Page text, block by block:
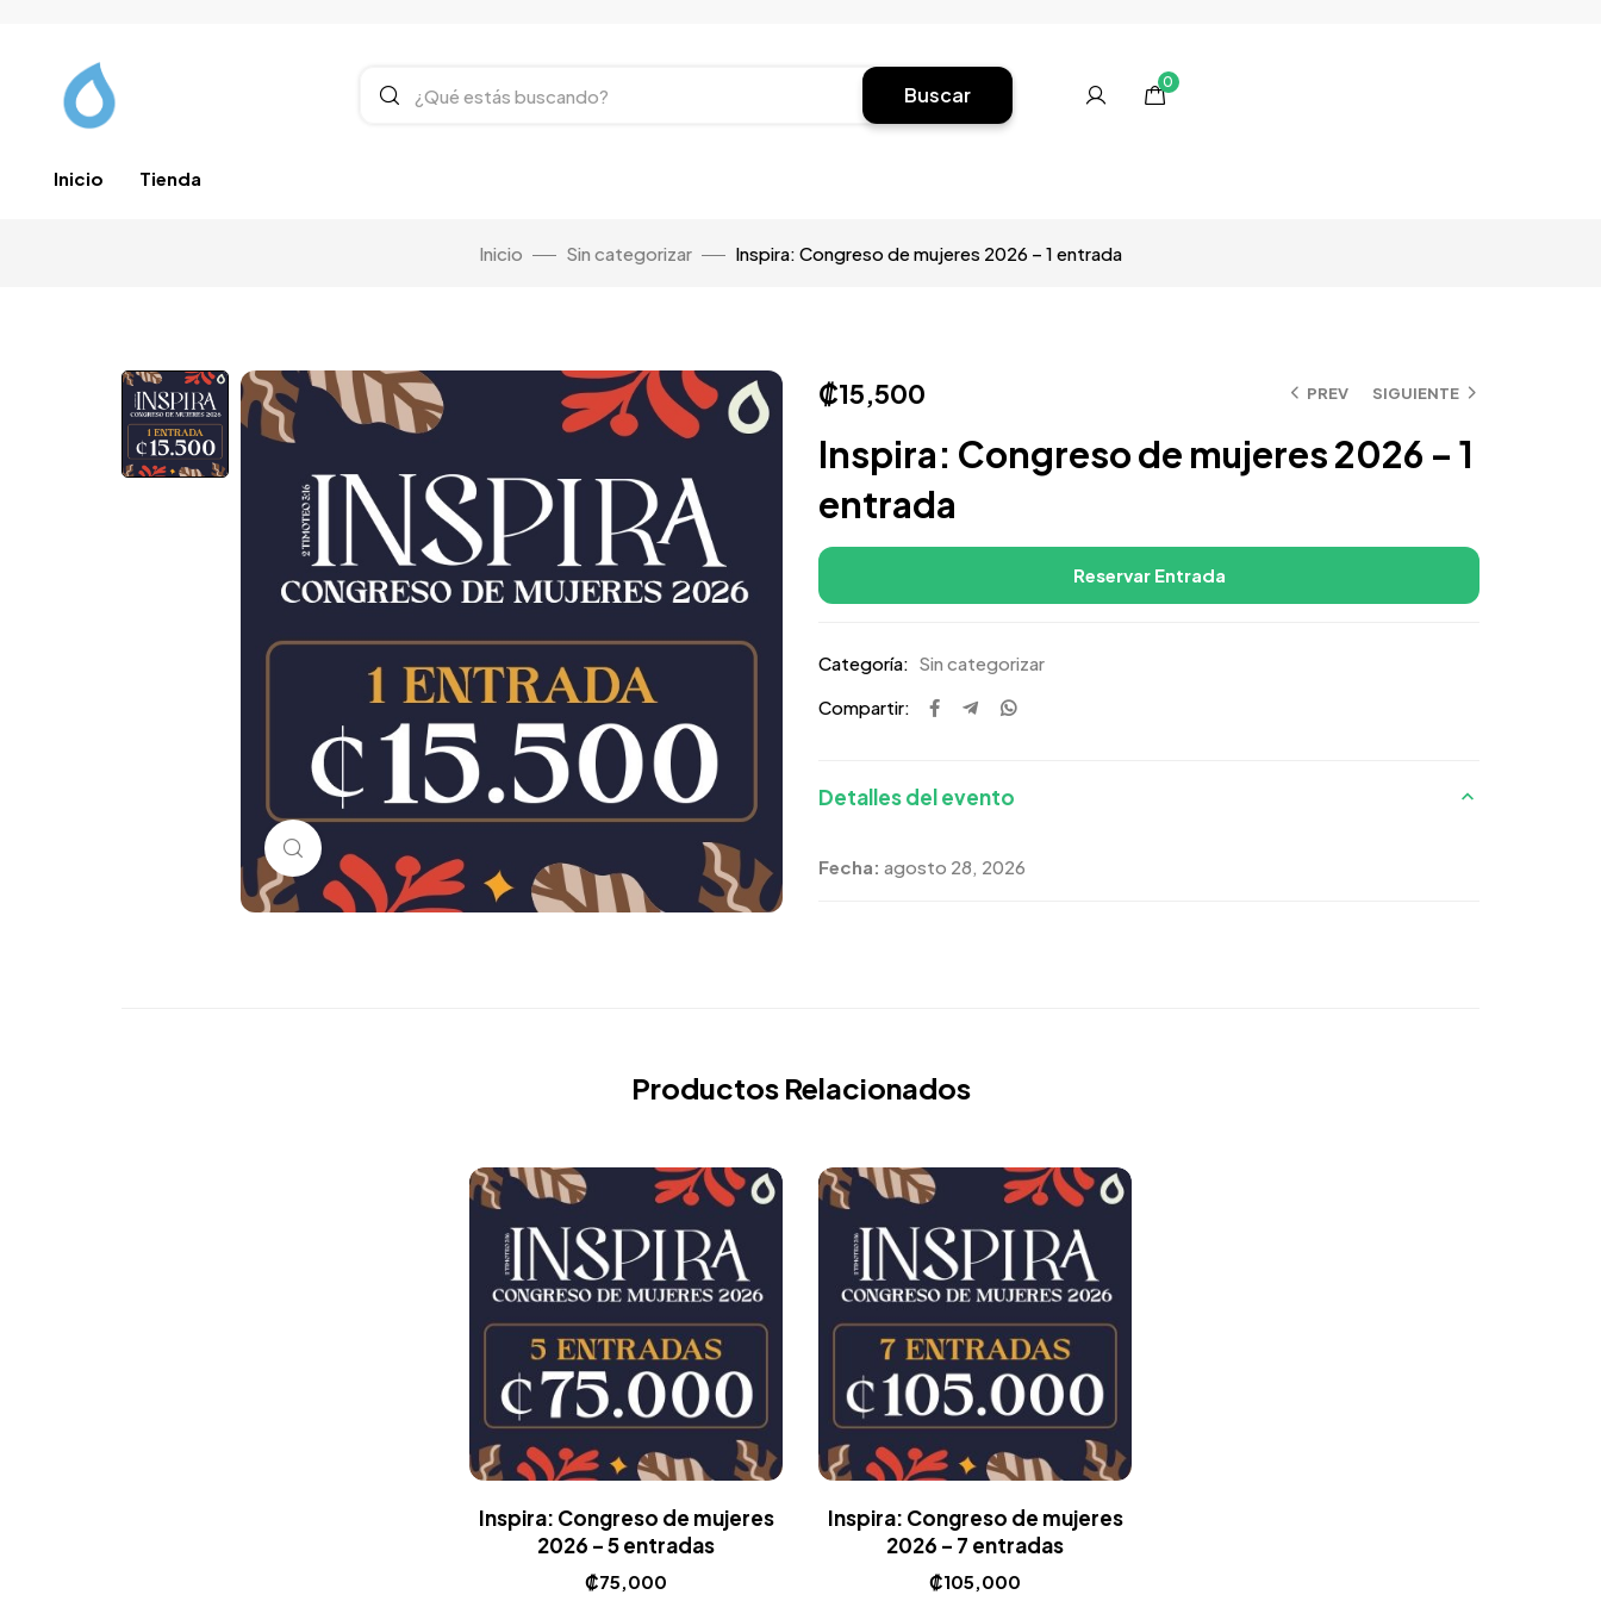
Buscar
0
Inicio Tienda
Inicio Sin categorizar Inspira: Congreso de mujeres 2026 – 1 entrada
PREV SIGUIENTE
₡15,500
Inspira: Congreso de mujeres 2026 – 1
entrada
Reservar Entrada
Categoría: Sin categorizar
Compartir:
Detalles del evento
Fecha: agosto 28, 2026
Productos Relacionados
Inspira: Congreso de mujeres
2026 – 5 entradas
₡75,000
Inspira: Congreso de mujeres
2026 – 7 entradas
₡105,000